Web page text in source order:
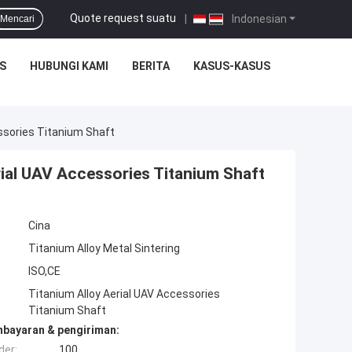
Indonesian
Quote request suatu |
Mencari
HUBUNGI KAMI BERITA KASUS-KASUS
Titanium Shaft
UAV Accessories Titanium Shaft
Cina
Titanium Alloy Metal Sintering
ISO,CE
Titanium Alloy Aerial UAV Accessories
Titanium Shaft
& pengiriman: